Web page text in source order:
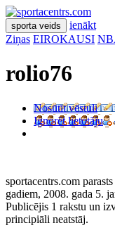
sporta veids
ienākt
Ziņas EIROKAUSI
rolio76
Nosūtīt vēstuli
Ignorēt lietotāju
sportacentrs.com
gadiem, 2008. gada 5.
Publicējis 1 rakstu un
principiāli neatstāj.